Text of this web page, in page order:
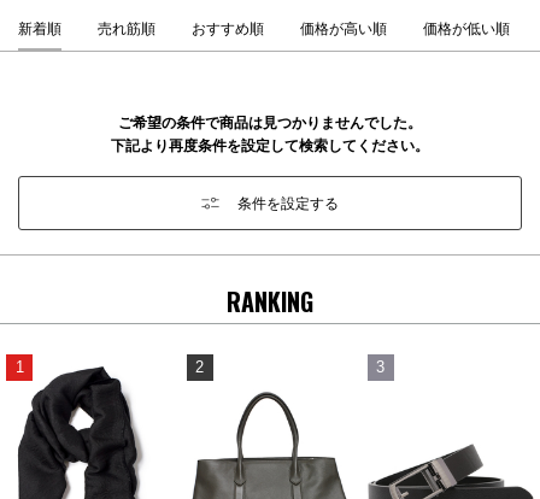
新着順 売れ筋順 おすすめ順 価格が高い順 価格が低い順
ご希望の条件で商品は見つかりませんでした。
下記より再度条件を設定して検索してください。
条件を設定する
RANKING
1 2 3